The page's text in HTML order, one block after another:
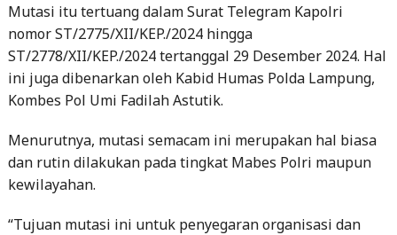
Mutasi itu tertuang dalam Surat Telegram Kapolri
nomor ST/2775/XII/KEP./2024 hingga
ST/2778/XII/KEP./2024 tertanggal 29 Desember 2024. Hal
ini juga dibenarkan oleh Kabid Humas Polda Lampung,
Kombes Pol Umi Fadilah Astutik.
Menurutnya, mutasi semacam ini merupakan hal biasa
dan rutin dilakukan pada tingkat Mabes Polri maupun
kewilayahan.
“Tujuan mutasi ini untuk penyegaran organisasi dan